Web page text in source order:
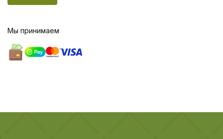
Мы принимаем